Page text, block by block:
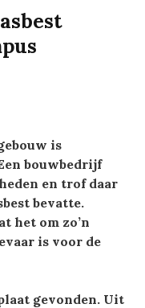
is
bouwbedrijf
en trof daar
bevatte.
het om zo’n
is voor de
gevonden. Uit